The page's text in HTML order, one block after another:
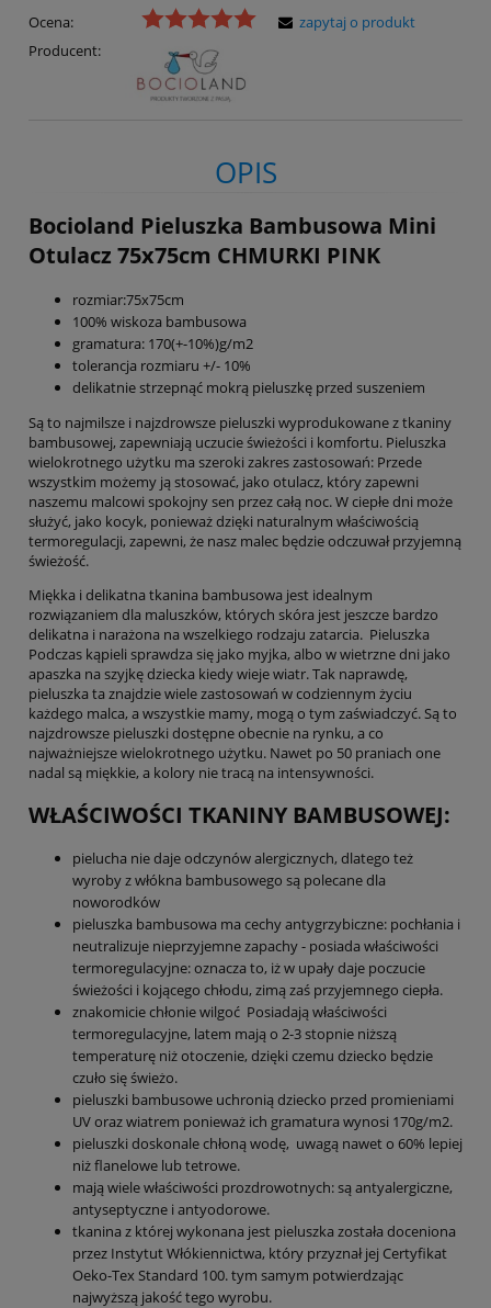
Ocena:
Producent:
zapytaj o produkt
OPIS
Bocioland Pieluszka Bambusowa Mini
Otulacz 75x75cm CHMURKI PINK
rozmiar:75x75cm
100% wiskoza bambusowa
gramatura: 170(+-10%)g/m2
tolerancja rozmiaru +/- 10%
delikatnie strzepnąć mokrą pieluszkę przed suszeniem
Są to najmilsze i najzdrowsze pieluszki wyprodukowane z tkaniny
bambusowej, zapewniają uczucie świeżości i komfortu. Pieluszka
wielokrotnego użytku ma szeroki zakres zastosowań: Przede
wszystkim możemy ją stosować, jako otulacz, który zapewni
naszemu malcowi spokojny sen przez całą noc. W ciepłe dni może
służyć, jako kocyk, ponieważ dzięki naturalnym właściwością
termoregulacji, zapewni, że nasz malec będzie odczuwał przyjemną
świeżość.
Miękka i delikatna tkanina bambusowa jest idealnym
rozwiązaniem dla maluszków, których skóra jest jeszcze bardzo
delikatna i narażona na wszelkiego rodzaju zatarcia. Pieluszka
Podczas kąpieli sprawdza się jako myjka, albo w wietrzne dni jako
apaszka na szyjkę dziecka kiedy wieje wiatr. Tak naprawdę,
pieluszka ta znajdzie wiele zastosowań w codziennym życiu
każdego malca, a wszystkie mamy, mogą o tym zaświadczyć. Są to
najzdrowsze pieluszki dostępne obecnie na rynku, a co
najważniejsze wielokrotnego użytku. Nawet po 50 praniach one
nadal są miękkie, a kolory nie tracą na intensywności.
WŁAŚCIWOŚCI TKANINY BAMBUSOWEJ:
pielucha nie daje odczynów alergicznych, dlatego też
wyroby z włókna bambusowego są polecane dla
noworodków
pieluszka bambusowa ma cechy antygrzybiczne: pochłania i
neutralizuje nieprzyjemne zapachy - posiada właściwości
termoregulacyjne: oznacza to, iż w upały daje poczucie
świeżości i kojącego chłodu, zimą zaś przyjemnego ciepła.
znakomicie chłonie wilgoć Posiadają właściwości
termoregulacyjne, latem mają o 2-3 stopnie niższą
temperaturę niż otoczenie, dzięki czemu dziecko będzie
czuło się świeżo.
pieluszki bambusowe uchronią dziecko przed promieniami
UV oraz wiatrem ponieważ ich gramatura wynosi 170g/m2.
pieluszki doskonale chłoną wodę, uwagą nawet o 60% lepiej
niż flanelowe lub tetrowe.
mają wiele właściwości prozdrowotnych: są antyalergiczne,
antyseptyczne i antyodorowe.
tkanina z której wykonana jest pieluszka została doceniona
przez Instytut Włókiennictwa, który przyznał jej Certyfikat
Oeko-Tex Standard 100. tym samym potwierdzając
najwyższą jakość tego wyrobu.